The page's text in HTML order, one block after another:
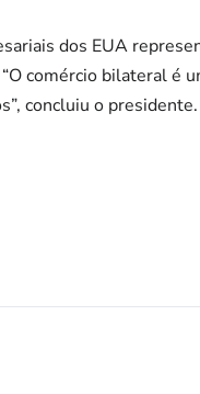
dos EUA
comércio bilateral é
concluiu o presidente.